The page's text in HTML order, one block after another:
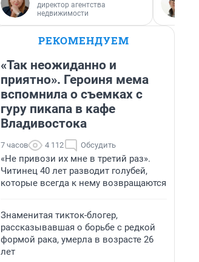
директор агентства
недвижимости
РЕКОМЕНДУЕМ
«Так неожиданно и
приятно». Героиня мема
вспомнила о съемках с
гуру пикапа в кафе
Владивостока
7 часов 4 112 Обсудить
«Не привози их мне в третий раз».
Читинец 40 лет разводит голубей,
которые всегда к нему возвращаются
Знаменитая тикток-блогер,
рассказывавшая о борьбе с редкой
формой рака, умерла в возрасте 26
лет